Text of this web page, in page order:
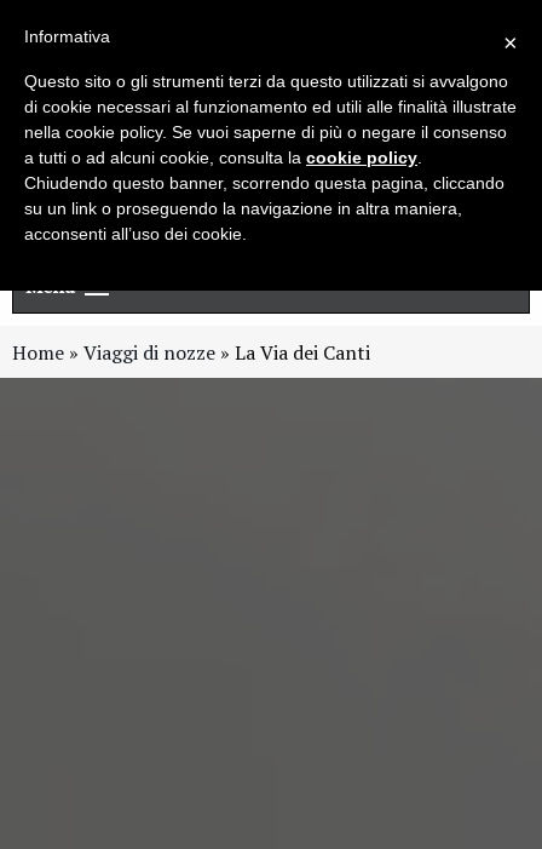
Newsletter
Menu
Home » Viaggi di nozze » La Via dei Canti
×
Informativa
Questo sito o gli strumenti terzi da questo utilizzati si avvalgono
di cookie necessari al funzionamento ed utili alle finalità illustrate
nella cookie policy. Se vuoi saperne di più o negare il consenso
a tutti o ad alcuni cookie, consulta la cookie policy
Chiudendo questo banner, scorrendo questa pagina, cliccando
su un link o proseguendo la navigazione in altra maniera,
acconsenti all’uso dei cookie.